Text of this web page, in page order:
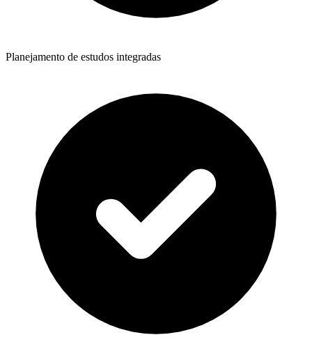
Planejamento de estudos integradas